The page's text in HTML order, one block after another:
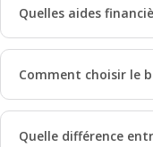
Quelles aides
Comment choisir le
Quelle différence